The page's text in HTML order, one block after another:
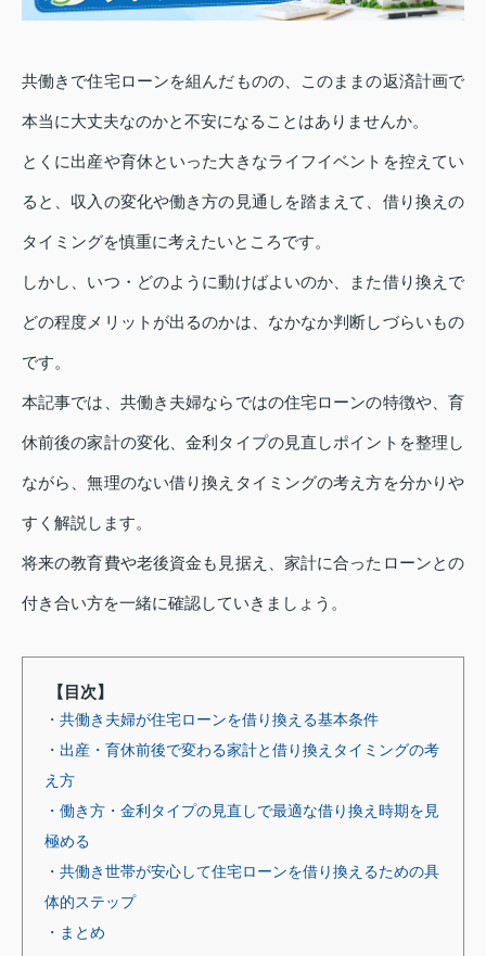
共働きで住宅ローンを組んだものの、このままの返済計画で
本当に大丈夫なのかと不安になることはありませんか。
とくに出産や育休といった大きなライフイベントを控えてい
ると、収入の変化や働き方の見通しを踏まえて、借り換えの
タイミングを慎重に考えたいところです。
しかし、いつ・どのように動けばよいのか、また借り換えで
どの程度メリットが出るのかは、なかなか判断しづらいもの
です。
本記事では、共働き夫婦ならではの住宅ローンの特徴や、育
休前後の家計の変化、金利タイプの見直しポイントを整理し
ながら、無理のない借り換えタイミングの考え方を分かりや
すく解説します。
将来の教育費や老後資金も見据え、家計に合ったローンとの
付き合い方を一緒に確認していきましょう。
【目次】
・共働き夫婦が住宅ローンを借り換える基本条件
・出産・育休前後で変わる家計と借り換えタイミングの考
え方
・働き方・金利タイプの見直しで最適な借り換え時期を見
極める
・共働き世帯が安心して住宅ローンを借り換えるための具
体的ステップ
・まとめ